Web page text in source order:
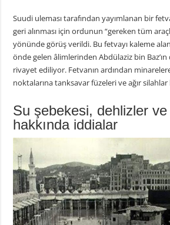
Suudi uleması tarafından yayımlanan bir
geri alınması için ordunun “gereken tüm
yönünde görüş verildi. Bu fetvayı kaleme
önde gelen âlimlerinden Abdülaziz bin Baz’ın
rivayet ediliyor. Fetvanın ardından
noktalarına tanksavar füzeleri ve ağır silahlar
Su şebekesi, dehlizler
hakkında iddialar